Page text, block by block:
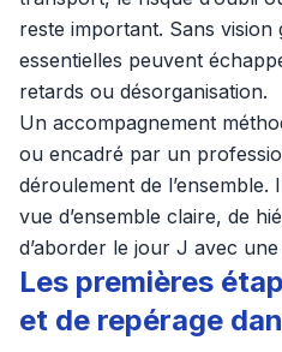
reste important. Sans vision
essentielles peuvent
retards ou désorganisation.
Un accompagnement
ou encadré par un
déroulement de
vue d’ensemble claire, de
d’aborder le jour J avec
Les premières
et de repérage